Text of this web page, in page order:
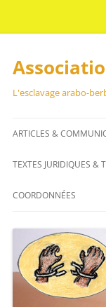
Aller
contenu
L'esclavage arabo-
ARTICLES &
ARTICLES
COMMUNIQUÉS
TEXTES JURIDIQUES &
TEXTES JURIDIQUES
COORDONNÉES